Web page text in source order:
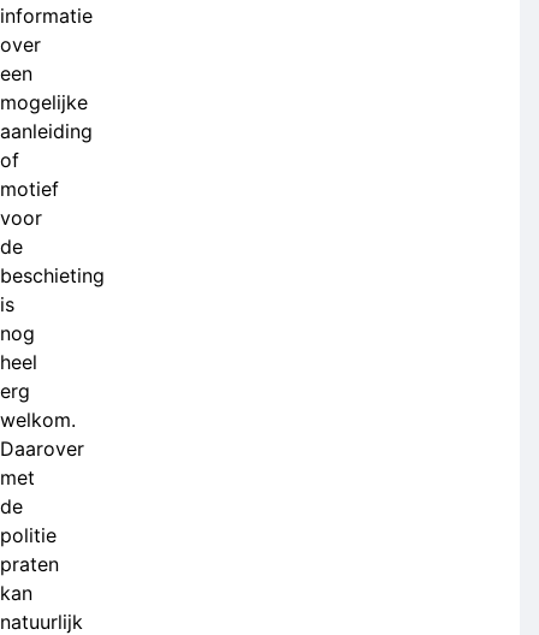
informatie
over
een
mogelijke
aanleiding
of
motief
voor
de
beschieting
is
nog
heel
erg
welkom.
Daarover
met
de
politie
praten
kan
natuurlijk